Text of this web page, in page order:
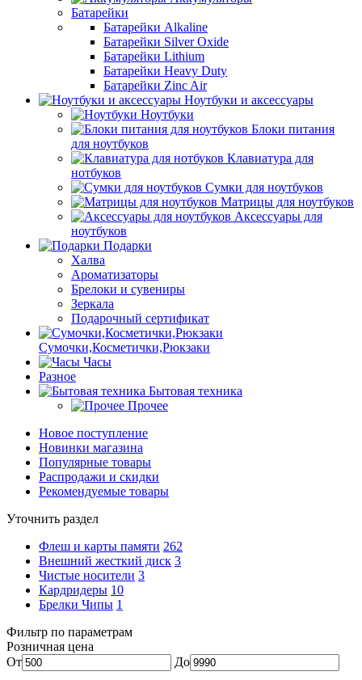
Батарейки
Батарейки Alkaline
Батарейки Silver Oxide
Батарейки Lithium
Батарейки Heavy Duty
Батарейки Zinc Air
Ноутбуки и аксессуары
Ноутбуки
Блоки питания
для ноутбуков
Клавиатура для
нотбуков
Сумки для ноутбуков
Матрицы для ноутбуков
Аксессуары для
ноутбуков
Подарки
Халва
Ароматизаторы
Брелоки и сувениры
Зеркала
Подарочный сертификат
Сумочки,Косметички,Рюкзаки
Часы
Разное
Бытовая техника
Прочее
Новое поступление
Новинки магазина
Популярные товары
Распродажи и скидки
Рекомендуемые товары
Уточнить раздел
Флеш и карты памяти 262
Внешний жесткий диск 3
Чистые носители 3
Кардридеры 10
Брелки Чипы 1
Фильтр по параметрам
Розничная цена
От
До